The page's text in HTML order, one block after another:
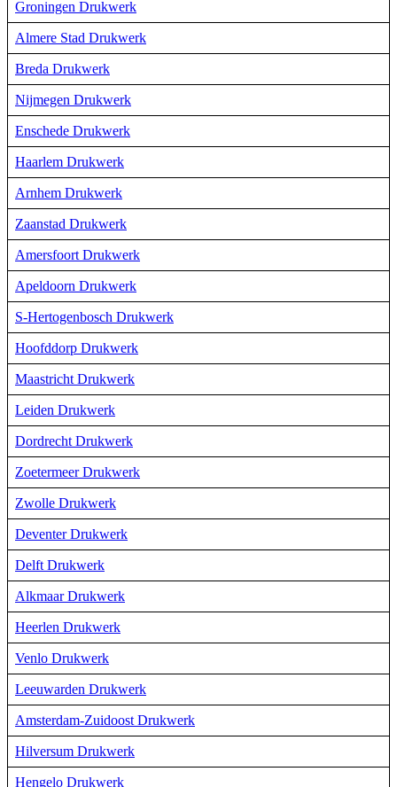
Groningen Drukwerk
Almere Stad Drukwerk
Breda Drukwerk
Nijmegen Drukwerk
Enschede Drukwerk
Haarlem Drukwerk
Arnhem Drukwerk
Zaanstad Drukwerk
Amersfoort Drukwerk
Apeldoorn Drukwerk
S-Hertogenbosch Drukwerk
Hoofddorp Drukwerk
Maastricht Drukwerk
Leiden Drukwerk
Dordrecht Drukwerk
Zoetermeer Drukwerk
Zwolle Drukwerk
Deventer Drukwerk
Delft Drukwerk
Alkmaar Drukwerk
Heerlen Drukwerk
Venlo Drukwerk
Leeuwarden Drukwerk
Amsterdam-Zuidoost Drukwerk
Hilversum Drukwerk
Hengelo Drukwerk